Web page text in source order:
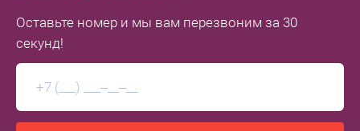
Оставьте номер и мы вам перезвоним за 30
секунд!